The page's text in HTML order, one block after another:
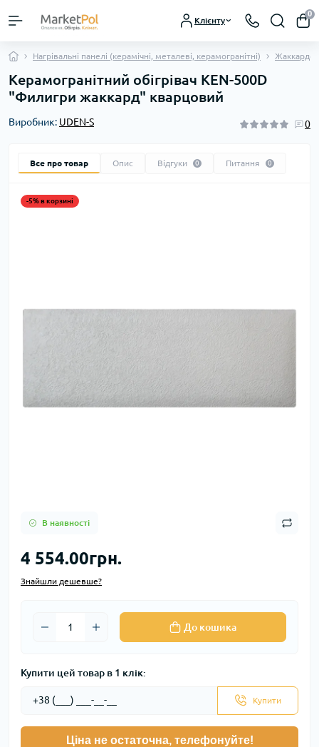
Клієнту
0
Нагрівальні панелі (керамічні, металеві, керамогранітні)
Керамогранітний обігрівач KEN-500D
"Филигри жаккард" кварцовий
Виробник: UDEN-S 0
Все про товар Опис Відгуки 0 Питання 0
-5% в корзині
В наявності
4 554.00грн.
Знайшли дешевше?
До кошика
Купити цей товар в 1 клік:
Купити
Ціна не остаточна, телефонуйте!